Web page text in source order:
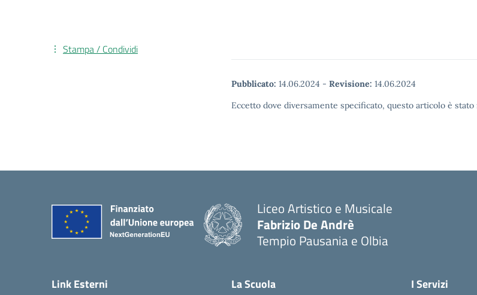
Pubblicato: 14.06.2024 - Revisione: 14.06.2024
Eccetto dove diversamente specificato, questo articolo è
Stampa / Condividi
Liceo Artistico e Musicale
Fabrizio De Andrè
Tempio Pausania e Olbia
Link Esterni La Scuola I Servizi